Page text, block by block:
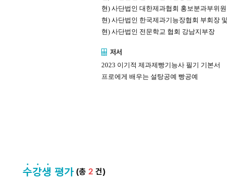
현) 사단법인 대한제과협회 홍보분과부위
현) 사단법인 한국제과기능장협회 부회장
현) 사단법인 전문학교 협회 강남지부장
저서
2023 이기적 제과제빵기능사 필기 기본서
프로에게 배우는 설탕공예 빵공예
(총 2 건)